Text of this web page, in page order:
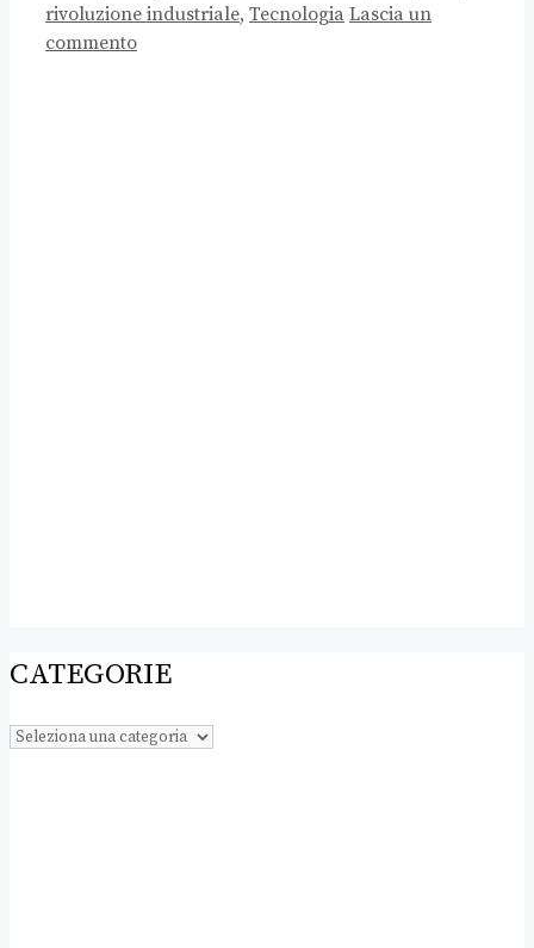
rivoluzione industriale, Tecnologia Lascia un
commento
CATEGORIE
Categorie